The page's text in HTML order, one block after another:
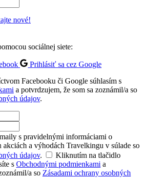
nové!
sociálnej siete:
Prihlásiť sa cez Google
Facebooku či Google súhlasím s
a potvrdzujem, že som sa zoznámil/a so
údajov.
s pravidelnými informáciami o
a výhodách Travelkingu v súlade so
údajov.
Kliknutím na tlačidlo
s Obchodnými podmienkami a
a so Zásadami ochrany osobných